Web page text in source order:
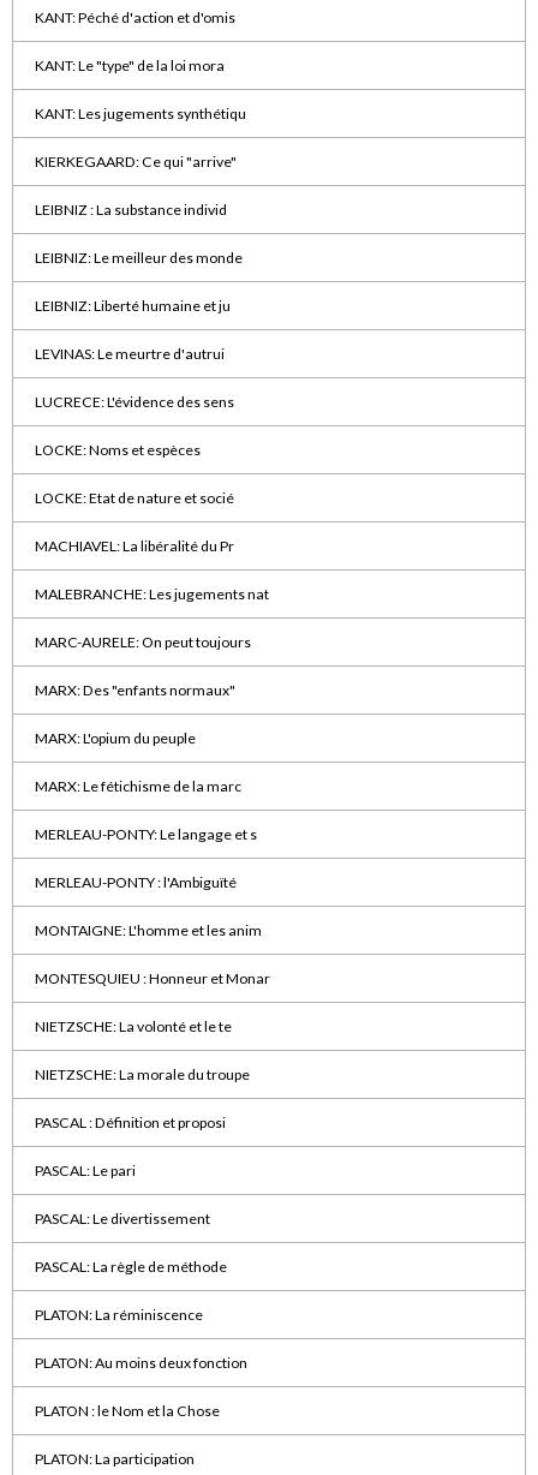
KANT: Péché d'action et d'omis
KANT: Le "type" de la loi mora
KANT: Les jugements synthétiqu
KIERKEGAARD: Ce qui "arrive"
LEIBNIZ : La substance individ
LEIBNIZ: Le meilleur des monde
LEIBNIZ: Liberté humaine et ju
LEVINAS: Le meurtre d'autrui
LUCRECE: L'évidence des sens
LOCKE: Noms et espèces
LOCKE: Etat de nature et socié
MACHIAVEL: La libéralité du Pr
MALEBRANCHE: Les jugements nat
MARC-AURELE: On peut toujours
MARX: Des "enfants normaux"
MARX: L'opium du peuple
MARX: Le fétichisme de la marc
MERLEAU-PONTY: Le langage et s
MERLEAU-PONTY : l'Ambiguïté
MONTAIGNE: L'homme et les anim
MONTESQUIEU : Honneur et Monar
NIETZSCHE: La volonté et le te
NIETZSCHE: La morale du troupe
PASCAL : Définition et proposi
PASCAL: Le pari
PASCAL: Le divertissement
PASCAL: La règle de méthode
PLATON: La réminiscence
PLATON: Au moins deux fonction
PLATON : le Nom et la Chose
PLATON: La participation